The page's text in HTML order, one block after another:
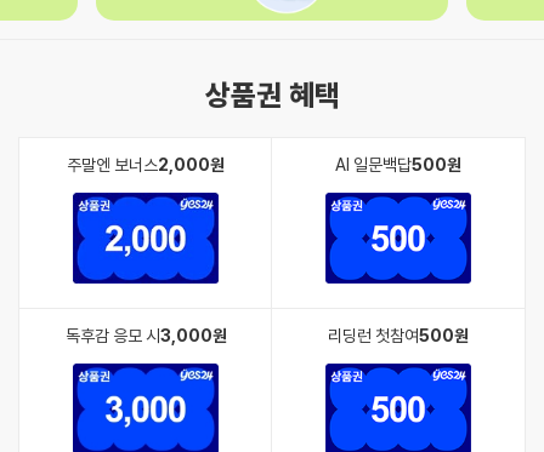
상품권 혜택
주말엔 보너스2,000원 AI 일문백답500원
독후감 응모 시3,000원 리딩런 첫참여500원